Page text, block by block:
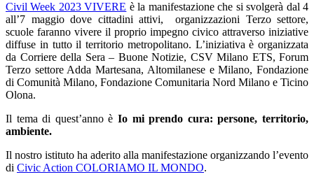
Civil Week 2023 VIVERE è la manifestazione che si svolgerà dal 4
all’7 maggio dove cittadini attivi, organizzazioni Terzo settore,
scuole faranno vivere il proprio impegno civico attraverso iniziative
diffuse in tutto il territorio metropolitano. L’iniziativa è organizzata
da Corriere della Sera – Buone Notizie, CSV Milano ETS, Forum
Terzo settore Adda Martesana, Altomilanese e Milano, Fondazione
di Comunità Milano, Fondazione Comunitaria Nord Milano e Ticino
Olona.
Il tema di quest’anno è Io mi prendo cura: persone, territorio,
ambiente.
Il nostro istituto ha aderito alla manifestazione organizzando l’evento
di Civic Action COLORIAMO IL MONDO.